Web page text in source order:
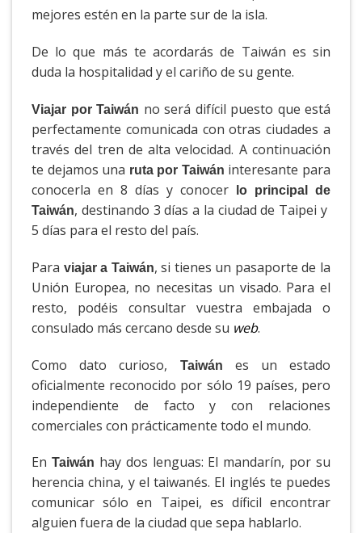
mejores estén en la parte sur de la isla.
De lo que más te acordarás de Taiwán es sin
duda la hospitalidad y el cariño de su gente.
Viajar por Taiwán no será difícil puesto que está
perfectamente comunicada con otras ciudades a
través del tren de alta velocidad. A continuación
te dejamos una ruta por Taiwán interesante para
conocerla en 8 días y conocer lo principal de
Taiwán, destinando 3 días a la ciudad de Taipei y
5 días para el resto del país.
Para viajar a Taiwán, si tienes un pasaporte de la
Unión Europea, no necesitas un visado. Para el
resto, podéis consultar vuestra embajada o
consulado más cercano desde su web.
Como dato curioso, Taiwán
es un estado
oficialmente reconocido por sólo 19 países, pero
independiente de facto y con relaciones
comerciales con prácticamente todo el mundo.
En Taiwán hay dos lenguas: El mandarín, por su
herencia china, y el taiwanés. El inglés te puedes
comunicar sólo en Taipei, es díficil encontrar
alguien fuera de la ciudad que sepa hablarlo.